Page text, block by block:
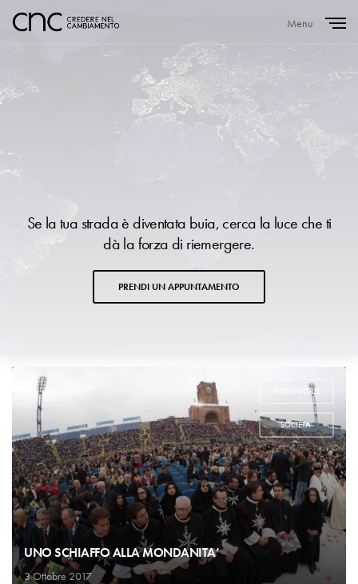
Menu
Se la tua strada è diventata buia, cerca la luce che ti
dà la forza di riemergere.
PRENDI UN APPUNTAMENTO
MEDJUGORJE
,
SOCIETA'
UNO SCHIAFFO ALLA MONDANITA’
3 Ottobre 2017